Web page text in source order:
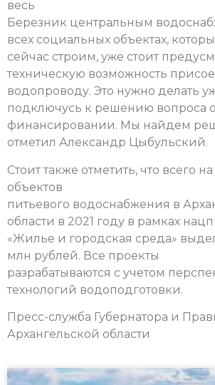
весь
Березник центральным
всех социальных объектах,
сейчас строим, уже стоит
техническую возможность
водопроводу. Это нужно делать
подключусь к решению вопроса о
финансировании. Мы найдем
отметил Александр Цыбульский.
Стоит также отметить, что всего
объектов
питьевого водоснабжения в
области в 2021 году в рамках
«Жилье и городская среда»
млн рублей. Все проекты
разрабатываются с учетом
технологий водоподготовки.
Пресс-служба Губернатора и
Архангельской области